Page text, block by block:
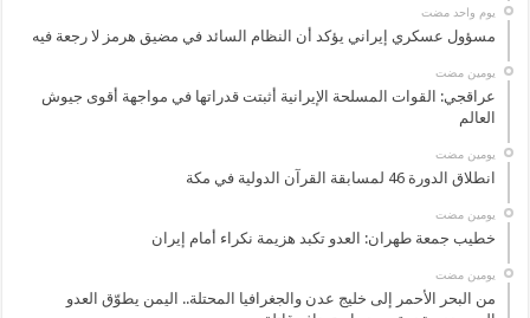
‏يوم واحد مضت
مسؤول عسكري إيراني يؤكد أن النظام السائد في مضيق هرمز لا رجعة فيه
‏يومين مضت
عراقجي: القوات المسلحة الإيرانية أثبتت قدراتها في مواجهة أقوى جيوش
العالم
‏يومين مضت
انطلاق الدورة 46 لمسابقة القرآن الدولية في مكة
‏يومين مضت
خطيب جمعة طهران: العدو تكبد هزيمة نكراء أمام إيران
‏يومين مضت
من البحر الأحمر إلى خليج عدن والجغرافيا المحتلة.. اليمن يطوّق العدو